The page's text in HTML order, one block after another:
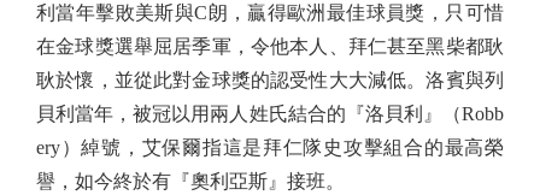
利當年擊敗美斯與C朗，贏得歐洲最佳球員獎，只可惜
在金球獎選舉屈居季軍，令他本人、拜仁甚至黑柴都耿
耿於懷，並從此對金球獎的認受性大大減低。洛賓與列
貝利當年，被冠以用兩人姓氏結合的『洛貝利』（Robb
ery）綽號，艾保爾指這是拜仁隊史攻擊組合的最高榮
譽，如今終於有『奧利亞斯』接班。